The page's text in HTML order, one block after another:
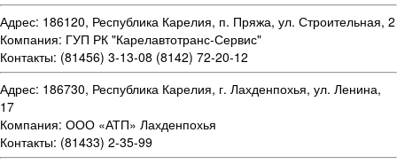
Адрес: 186120, Республика Карелия, п. Пряжа, ул. Строительная, 2
Компания: ГУП РК "Карелавтотранс-Сервис"
Контакты: (81456) 3-13-08 (8142) 72-20-12
Адрес: 186730, Республика Карелия, г. Лахденпохья, ул. Ленина,
17
Компания: ООО «АТП» Лахденпохья
Контакты: (81433) 2-35-99